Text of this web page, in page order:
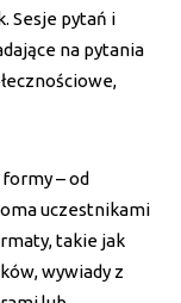
Sesje pytań i
na pytania
– od
uczestnikami
takie jak
wywiady z